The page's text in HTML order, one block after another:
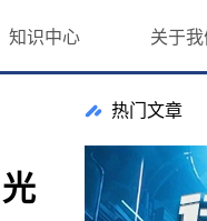
知识中心 关于
热门文章